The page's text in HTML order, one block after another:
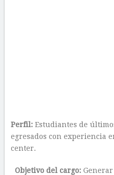
Perfil:Estudiantes de
egresados con experiencia
center.
Objetivo del cargo:Generar